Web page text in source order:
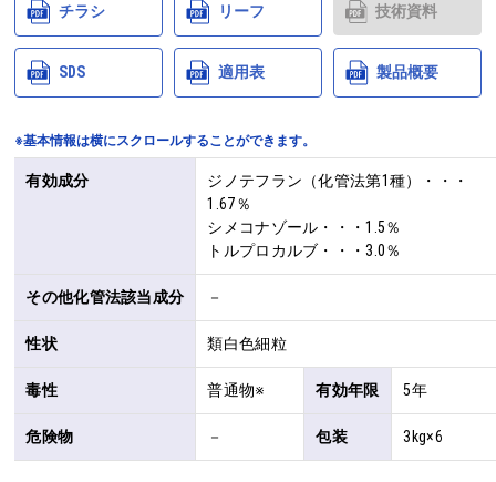
チラシ リーフ 技術資料
SDS 適用表 製品概要
※基本情報は横にスクロールすることができます。
有効成分
ジノテフラン（化管法第1種）・・・
1.67％
シメコナゾール・・・1.5％
トルプロカルブ・・・3.0％
その他化管法該当成分 －
性状 類白色細粒
毒性 普通物※ 有効年限 5年
危険物 － 包装 3kg×6